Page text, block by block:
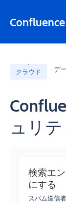
クラウド デ
ュリ
検索エ
にする
スパム送信